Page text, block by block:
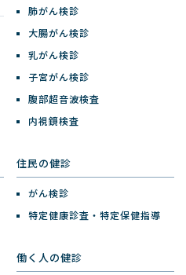
肺がん検診
大腸がん検診
乳がん検診
子宮がん検診
腹部超音波検査
内視鏡検査
住民の健診
がん検診
特定健康診査・特定保健指導
働く人の健診